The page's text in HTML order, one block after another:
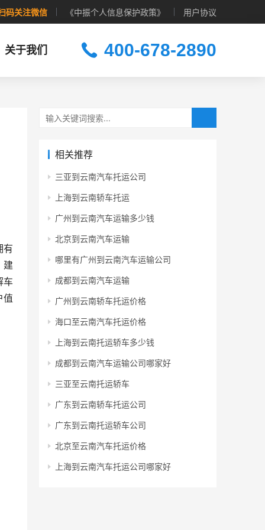
码关注微信 《中振个人信息保护政策》 用户协议
关于我们 400-678-2890
有
建
车
值
相关推荐
三亚到云南汽车托运公司
上海到云南轿车托运
广州到云南汽车运输多少钱
北京到云南汽车运输
哪里有广州到云南汽车运输公司
成都到云南汽车运输
广州到云南轿车托运价格
海口至云南汽车托运价格
上海到云南托运轿车多少钱
成都到云南汽车运输公司哪家好
三亚至云南托运轿车
广东到云南轿车托运公司
广东到云南托运轿车公司
北京至云南汽车托运价格
上海到云南汽车托运公司哪家好